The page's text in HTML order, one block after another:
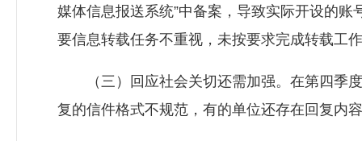
媒体信息报送系统”中备案，导致实际开设的
要信息转载任务不重视，未按要求完成转载工
（三）回应社会关切还需加强。在第四季度
复的信件格式不规范，有的单位还存在回复内